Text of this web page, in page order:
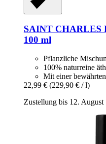
SAINT CHARLES
100 ml
Pflanzliche
100% naturreine
Mit einer
22,99 € (229,90 € / l)
Zustellung bis 12. August